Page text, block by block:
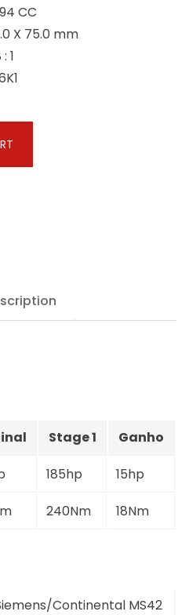
CC
X 75.0 mm
1
Stage 1 Ganho
185hp 15hp
240Nm 18Nm
Continental MS42